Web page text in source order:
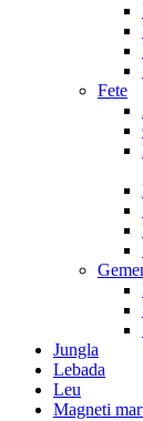
Fete
Jungla
Lebada
Leu
Magneti